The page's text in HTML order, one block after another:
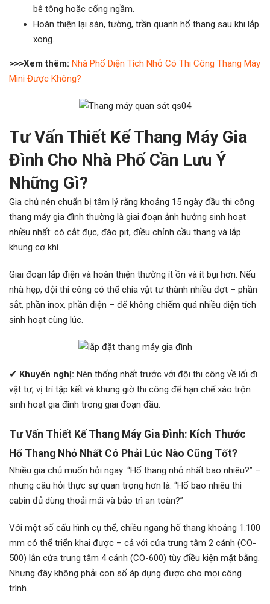
bê tông hoặc cống ngầm.
Hoàn thiện lại sàn, tường, trần quanh hố thang sau khi lắp
xong.
>>>Xem thêm: Nhà Phố Diện Tích Nhỏ Có Thi Công Thang Máy
Mini Được Không?
Tư Vấn Thiết Kế Thang Máy Gia
Đình Cho Nhà Phố Cần Lưu Ý
Những Gì?
Gia chủ nên chuẩn bị tâm lý rằng khoảng 15 ngày đầu thi công
thang máy gia đình thường là giai đoạn ảnh hưởng sinh hoạt
nhiều nhất: có cắt đục, đào pit, điều chỉnh cầu thang và lắp
khung cơ khí.
Giai đoạn lắp điện và hoàn thiện thường ít ồn và ít bụi hơn. Nếu
nhà hẹp, đội thi công có thể chia vật tư thành nhiều đợt – phần
sắt, phần inox, phần điện – để không chiếm quá nhiều diện tích
sinh hoạt cùng lúc.
✔ Khuyến nghị: Nên thống nhất trước với đội thi công về lối đi
vật tư, vị trí tập kết và khung giờ thi công để hạn chế xáo trộn
sinh hoạt gia đình trong giai đoạn đầu.
Tư Vấn Thiết Kế Thang Máy Gia Đình: Kích Thước
Hố Thang Nhỏ Nhất Có Phải Lúc Nào Cũng Tốt?
Nhiều gia chủ muốn hỏi ngay: “Hố thang nhỏ nhất bao nhiêu?” –
nhưng câu hỏi thực sự quan trọng hơn là: “Hố bao nhiêu thì
cabin đủ dùng thoải mái và bảo trì an toàn?”
Với một số cấu hình cụ thể, chiều ngang hố thang khoảng 1.100
mm có thể triển khai được – cả với cửa trung tâm 2 cánh (CO-
500) lẫn cửa trung tâm 4 cánh (CO-600) tùy điều kiện mặt bằng.
Nhưng đây không phải con số áp dụng được cho mọi công
trình.